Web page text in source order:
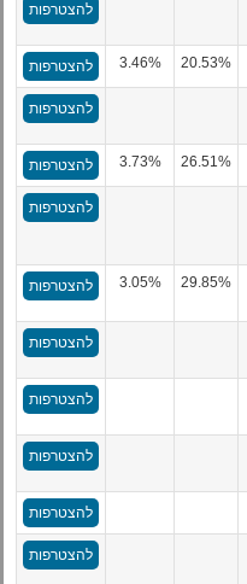
להצטרפות
20.53%
3.46% להצטרפות
להצטרפות
26.51%
3.73% להצטרפות
להצטרפות
29.85%
3.05% להצטרפות
להצטרפות
להצטרפות
להצטרפות
להצטרפות
להצטרפות